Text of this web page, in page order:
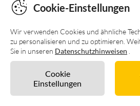
Unverbindlich
Cookie-Einstellungen
Wir verwenden Cookies und ähnliche
zu personalisieren und zu optimieren.
Sie in unseren Datenschutzhinweisen
Cookie
Einstellungen